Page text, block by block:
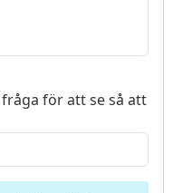
fråga för att se så att